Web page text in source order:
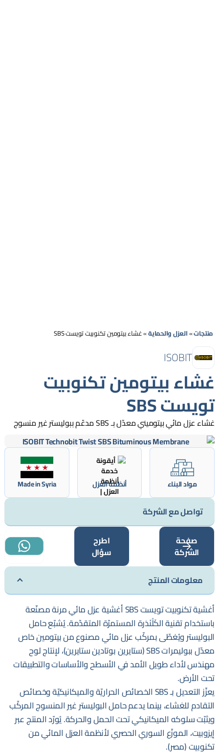
منتجات»العزل والحماية»غشاء بيتومين تكنوبيت تويست SBS
ISOBIT
غشاء بيتومين تكنوبيت
تويست SBS
غشاء عزل مائي بيتوميني معدّل بـ SBS مدعّم ببوليستر غير منسوج
مواد البناء أنظمة العزل Made in Syria
تواصل مع الشركة
صفحة
الشركة
اطرح
سؤال
معلومات المنتج
أغشية تكنوبيت تويست SBS أغشية عزل مائي مرنة مصنّعة
باستخدام تقنية الكَلْنَدَرة المستمرّة المتقدّمة. يُشبّع حامل
البوليستر ويُغطّى بمركّب عزل مائي مصنوع من بيتومين خاص
معدّل ببوليمرات SBS (ستايرين بوتادين ستايرين)، لإنتاج لوح
مهندَس لأداء طويل الأمد في الأسطح والأساسات والتطبيقات
تحت الأرض.
يعزّز التعديل بـ SBS الخصائص الحراريّة والميكانيكيّة وخصائص
التقادم للغشاء، بينما يدعم حامل البوليستر غير المنسوج المركّب
ويثبّت سلوكه الميكانيكي تحت الحمل والحركة. يُورّد المنتج عبر
إيزوبيت، الموزّع السوري الحصري لأنظمة العزل المائي من
تكنوبيت (مصر).